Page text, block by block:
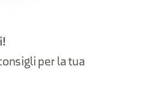
per la tua